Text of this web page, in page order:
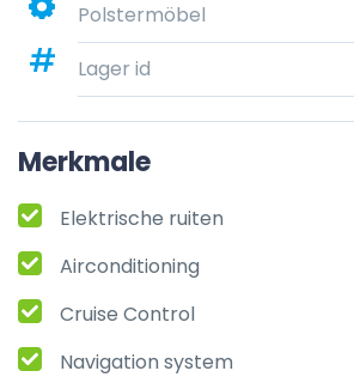
Polstermöbel
Lager id
Merkmale
Elektrische ruiten
Airconditioning
Cruise Control
Navigation system